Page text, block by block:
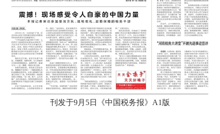
刊发于9月5日《中国税务报》A1版